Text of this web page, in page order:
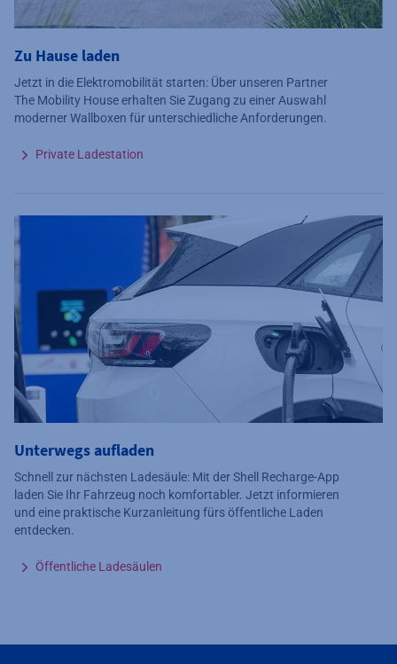
Zu Hause laden
Jetzt in die Elektromobilität starten: Über unseren Partner
The Mobility House erhalten Sie Zugang zu einer Auswahl
moderner Wallboxen für unterschiedliche Anforderungen.
Private Ladestation
Unterwegs aufladen
Schnell zur nächsten Ladesäule: Mit der Shell Recharge-App
laden Sie Ihr Fahrzeug noch komfortabler. Jetzt informieren
und eine praktische Kurzanleitung fürs öffentliche Laden
entdecken.
Öffentliche Ladesäulen